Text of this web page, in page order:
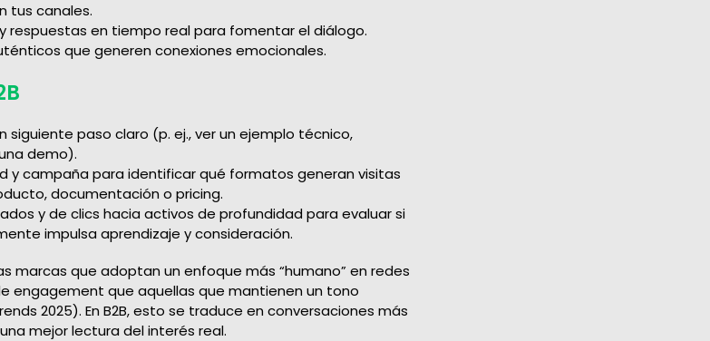
tus canales.
respuestas en tiempo real para fomentar el diálogo.
que generen conexiones emocionales.
paso claro (p. ej., ver un ejemplo técnico,
demo).
y campaña para identificar qué formatos generan visitas
documentación o pricing.
y de clics hacia activos de profundidad para evaluar si
impulsa aprendizaje y consideración.
marcas que adoptan un enfoque más “humano” en redes
engagement que aquellas que mantienen un tono
2025). En B2B, esto se traduce en conversaciones más
mejor lectura del interés real.